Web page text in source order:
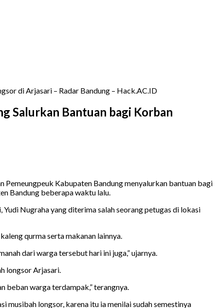
di Arjasari – Radar Bandung – Hack.AC.ID
Salurkan Bantuan bagi Korban
Kabupaten Bandung menyalurkan bantuan bagi
Bandung beberapa waktu lalu.
Nugraha yang diterima salah seorang petugas di lokasi
qurma serta makanan lainnya.
dari warga tersebut hari ini juga,” ujarnya.
longsor Arjasari.
beban warga terdampak,” terangnya.
longsor, karena itu ia menilai sudah semestinya